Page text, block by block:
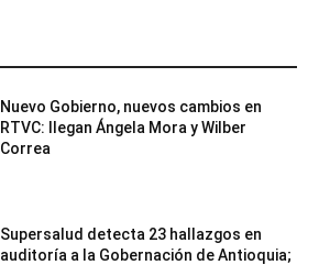
Nuevo Gobierno, nuevos cambios en
RTVC: llegan Ángela Mora y Wilber
Correa
Supersalud detecta 23 hallazgos en
auditoría a la Gobernación de Antioquia;